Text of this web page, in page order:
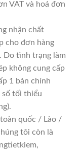
VAT và hoá đơn
nhận chất
cho đơn hàng
Do tình trạng làm
không cung cấp
1 bản chính
số tối thiểu
quốc / Lào /
tôi còn là